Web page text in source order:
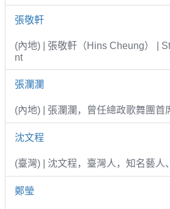
張敬軒
(內地) | 張敬軒（Hins Cheung） |
nt
張瀾瀾
(內地) | 張瀾瀾，曾任總政歌舞團首
沈文程
(臺灣) | 沈文程，臺灣人，知名藝人
鄭瑩